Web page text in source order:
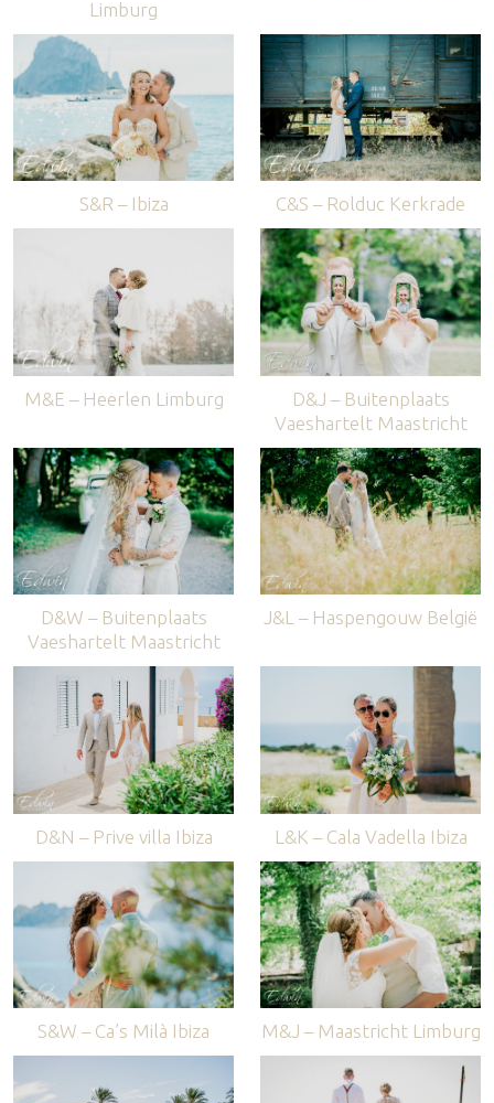
Limburg
S&R – Ibiza C&S – Rolduc Kerkrade
M&E – Heerlen Limburg
D&J – Buitenplaats
Vaeshartelt Maastricht
D&W – Buitenplaats
Vaeshartelt Maastricht
J&L – Haspengouw België
D&N – Prive villa Ibiza L&K – Cala Vadella Ibiza
S&W – Ca’s Milà Ibiza M&J – Maastricht Limburg